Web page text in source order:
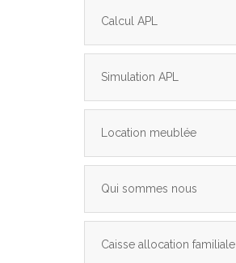
Calcul APL
Simulation APL
Location meublée
Qui sommes nous
Caisse allocation familiale